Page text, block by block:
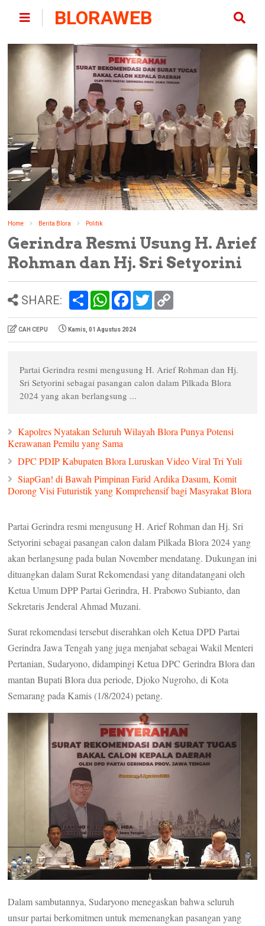
BLORAWEB
Home Berita Blora Politik
Gerindra Resmi Usung H. Arief
Rohman dan Hj. Sri Setyorini
SHARE:
e
W
s
A
b
o
w
e
i
CAH CEPU Kamis, 01 Agustus 2024
Partai Gerindra resmi mengusung H. Arief Rohman dan Hj.
Sri Setyorini sebagai pasangan calon dalam Pilkada Blora
2024 yang akan berlangsung ...
Kapolres Nyatakan Seluruh Wilayah Blora Punya Potensi
Kerawanan Pemilu yang Sama
DPC PDIP Kabupaten Blora Luruskan Video Viral Tri Yuli
SiapGan! di Bawah Pimpinan Farid Ardika Dasum, Komit
Dorong Visi Futuristik yang Komprehensif bagi Masyrakat Blora
Partai Gerindra resmi mengusung H. Arief Rohman dan Hj. Sri
Setyorini sebagai pasangan calon dalam Pilkada Blora 2024 yang
akan berlangsung pada bulan November mendatang. Dukungan ini
dituangkan dalam Surat Rekomendasi yang ditandatangani oleh
Ketua Umum DPP Partai Gerindra, H. Prabowo Subianto, dan
Sekretaris Jenderal Ahmad Muzani.
Surat rekomendasi tersebut diserahkan oleh Ketua DPD Partai
Gerindra Jawa Tengah yang juga menjabat sebagai Wakil Menteri
Pertanian, Sudaryono, didampingi Ketua DPC Gerindra Blora dan
mantan Bupati Blora dua periode, Djoko Nugroho, di Kota
Semarang pada Kamis (1/8/2024) petang.
Dalam sambutannya, Sudaryono menegaskan bahwa seluruh
unsur partai berkomitmen untuk memenangkan pasangan yang